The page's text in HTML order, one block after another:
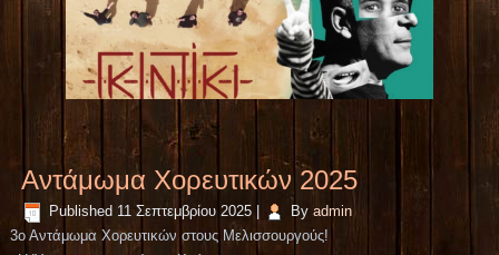
Αντάμωμα Χορευτικών 2025
Published 11 Σεπτεμβρίου 2025 By admin
3ο Αντάμωμα Χορευτικών στους Μελισσουργούς!